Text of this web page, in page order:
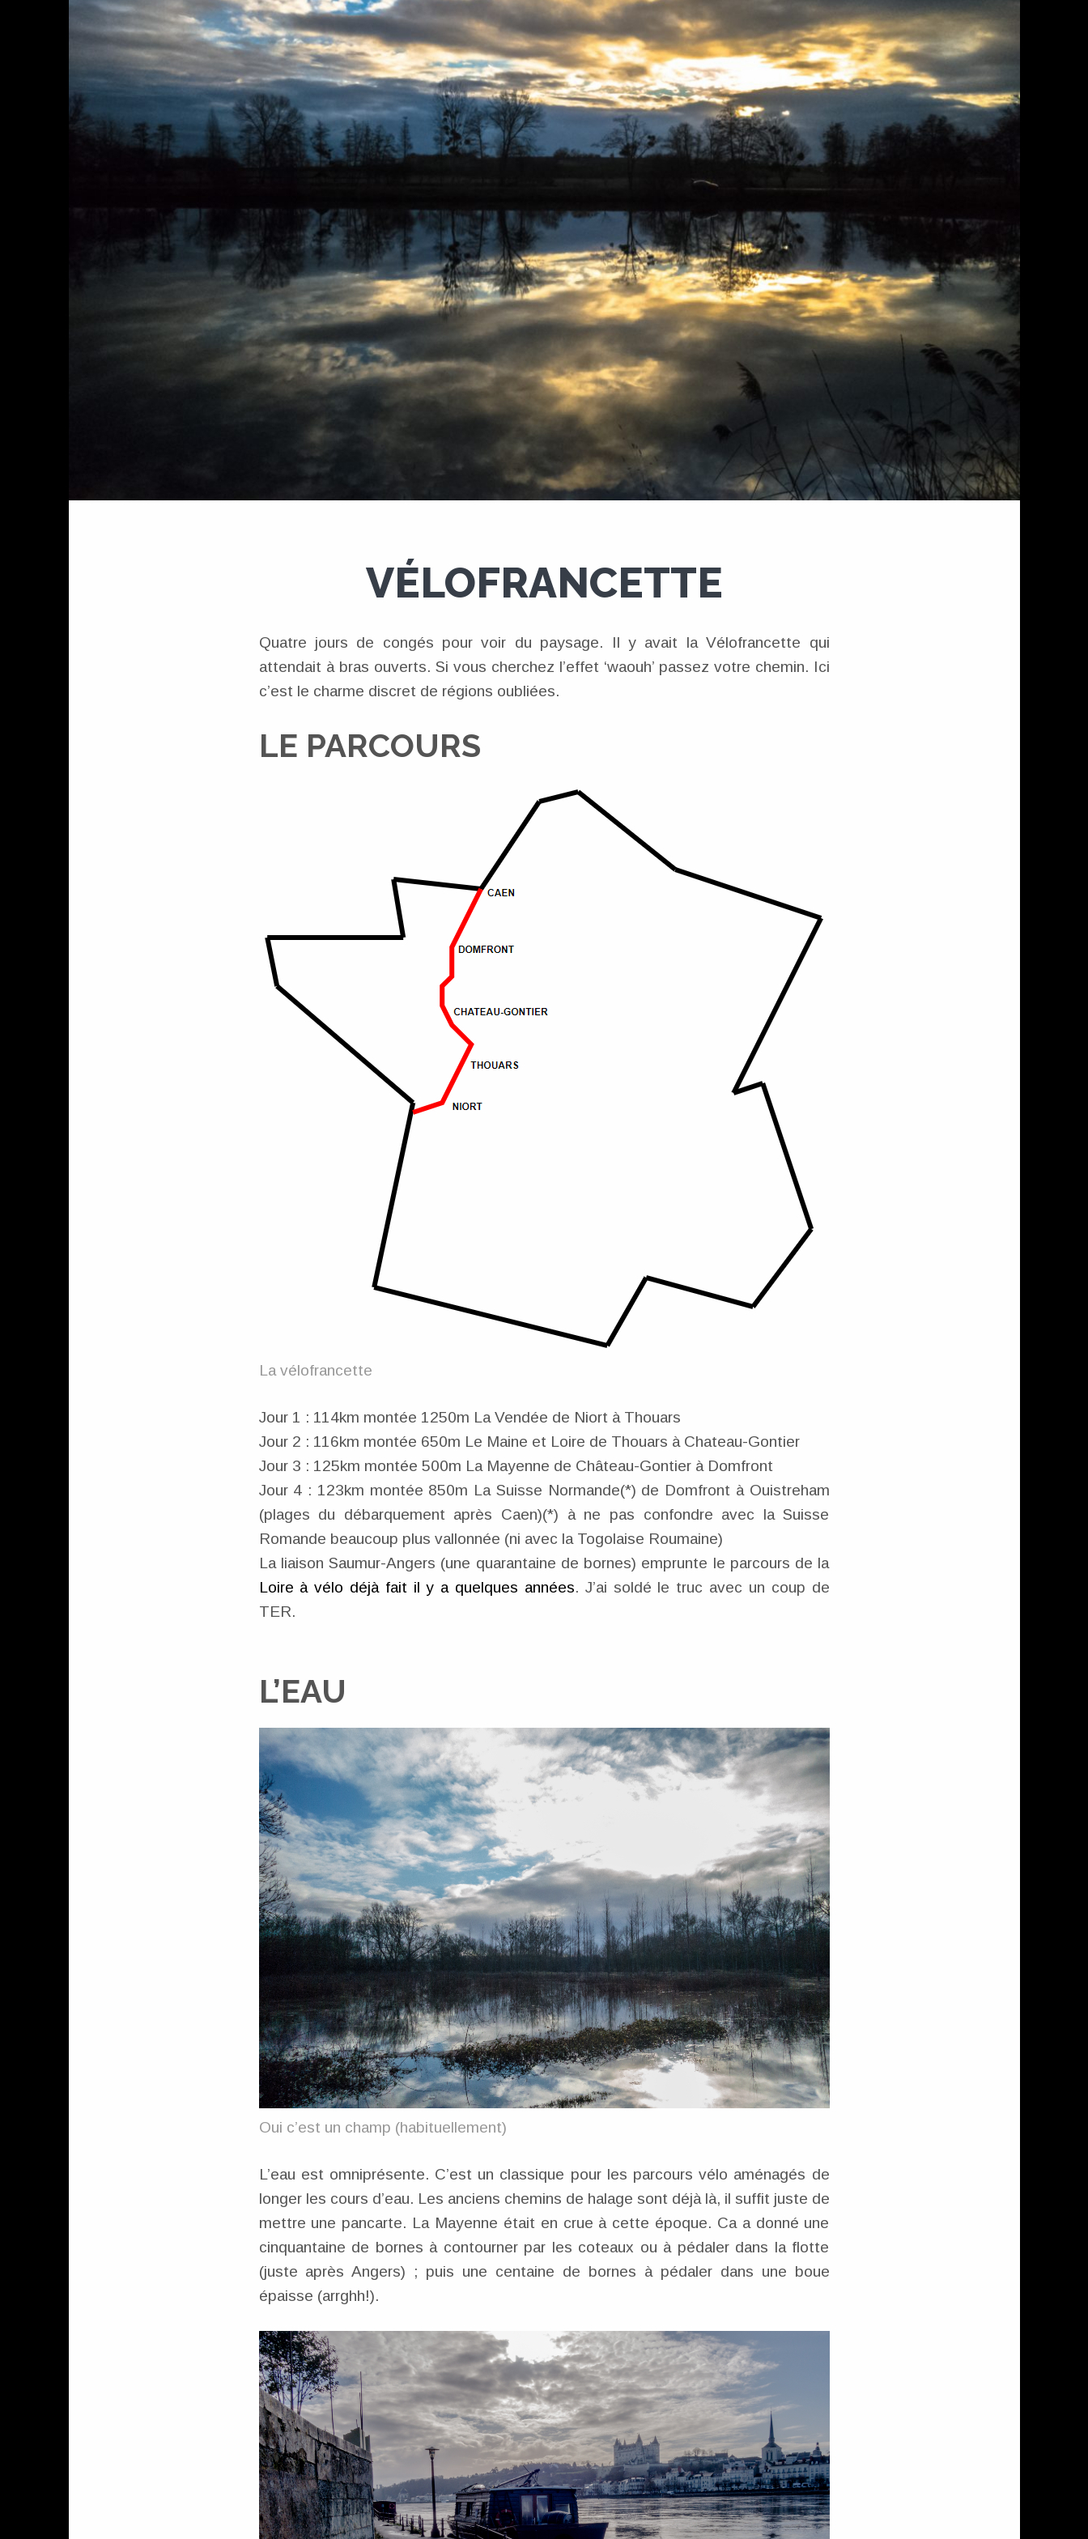
VÉLOFRANCETTE
Quatre jours de congés pour voir du paysage. Il y avait la Vélofrancette qui
attendait à bras ouverts. Si vous cherchez l’effet ‘waouh’ passez votre chemin. Ici
c’est le charme discret de régions oubliées.
LE PARCOURS
La vélofrancette
Jour 1 : 114km montée 1250m La Vendée de Niort à Thouars
Jour 2 : 116km montée 650m Le Maine et Loire de Thouars à Chateau-Gontier
Jour 3 : 125km montée 500m La Mayenne de Château-Gontier à Domfront
Jour 4 : 123km montée 850m La Suisse Normande(*) de Domfront à Ouistreham
(plages du débarquement après Caen)(*) à ne pas confondre avec la Suisse
Romande beaucoup plus vallonnée (ni avec la Togolaise Roumaine)
La liaison Saumur-Angers (une quarantaine de bornes) emprunte le parcours de la
Loire à vélo déjà fait il y a quelques années. J’ai soldé le truc avec un coup de
TER.
L’EAU
Oui c’est un champ (habituellement)
L’eau est omniprésente. C’est un classique pour les parcours vélo aménagés de
longer les cours d’eau. Les anciens chemins de halage sont déjà là, il suffit juste de
mettre une pancarte. La Mayenne était en crue à cette époque. Ca a donné une
cinquantaine de bornes à contourner par les coteaux ou à pédaler dans la flotte
(juste après Angers) ; puis une centaine de bornes à pédaler dans une boue
épaisse (arrghh!).